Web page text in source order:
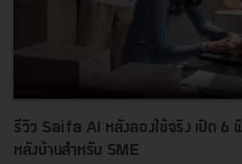
รีวิว Saifa AI หลังลองใช้จริง เปิด 6
หลังบ้านสำหรับ SME